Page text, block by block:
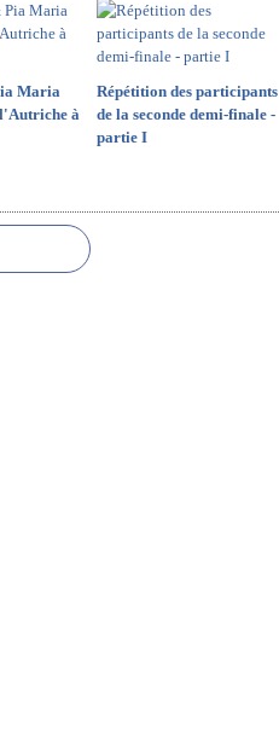
Maria
à
Répétition des participants
de la seconde demi-finale -
partie I